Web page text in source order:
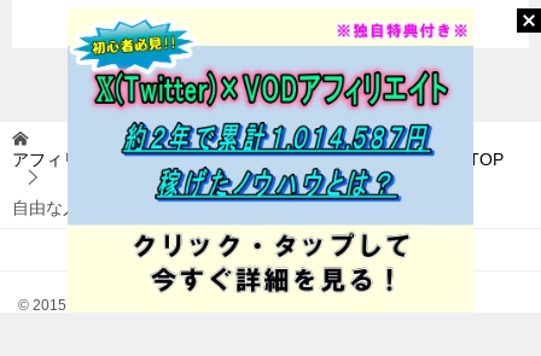
アフィリエイトに挑戦(アフィ挑) 〜稼いで自由を目指す〜 TOP
自由な人生を手に入れる教科書
© 2015 アフィリエイトに挑戦(アフィ挑) 〜稼いで自由を目指す〜